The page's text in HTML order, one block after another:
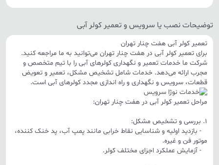
توضیحات نصب یا سرویس و تعمیر کولر آبی
تعمیر کولر آبی هفت چنار تهران
برای تعمیر کولر آبی در هفت چنار تهران می‌توانید به ما مراجعه کنید.
شرکت ما خدمات تعمیر و نگهداری کولرهای آبی را با تیم متخصص و
مجرب ارائه می‌دهد. خدمات شامل تشخیص مشکل، تعمیر و تعویض
قطعات، سرویس و نگهداری و راه اندازی مجدد کولرهای آبی است.
مراحل تعمیر کولر آبی در هفت چنار تهران:
1. بررسی و تشخیص مشکل:
- بازدید اولیه و شناسایی نقاط خرابی مانند پمپ آب، پد خنک کننده،
موتور فن و غیره.
- آزمایش عملکرد اجزای مختلف کولر.